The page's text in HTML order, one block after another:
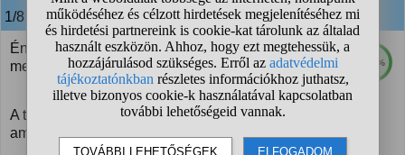
1/8 anonim válasza:
100%
Én tavaly már megcsináltam, amit eddig nem
mertem.
A többit, amit még nem, azok meg már csak olyan dolgok,
amiket ha akarok megteszek, ha nem nem.